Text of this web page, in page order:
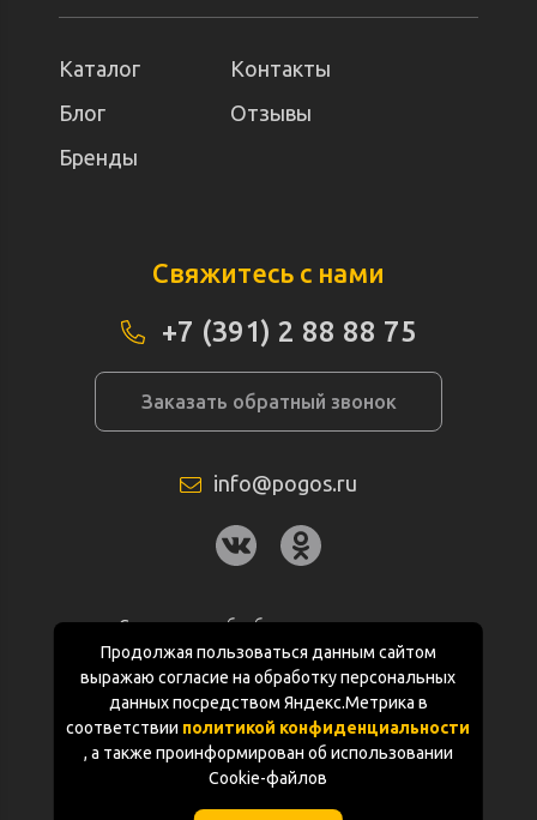
Продолжая пользоваться данным сайтом
выражаю согласие на обработку персональных
данных посредством Яндекс.Метрика в
соответствии политикой конфиденциальности
, а также проинформирован об использовании
Cookie-файлов
Каталог
Контакты
Блог
Отзывы
Бренды
Свяжитесь с нами
+7 (391) 2 88 88 75
Заказать обратный звонок
info@pogos.ru
Согласие на обработку персональных
данных
Политика конфиденциальности
Документация